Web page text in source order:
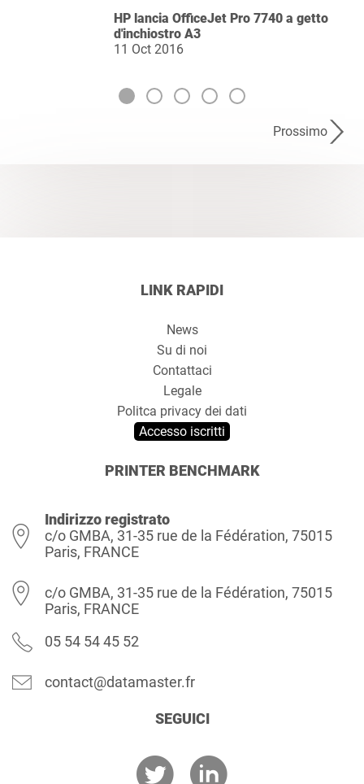
HP lancia OfficeJet Pro 7740 a getto
d'inchiostro A3
11 Oct 2016
Prossimo
LINK RAPIDI
News
Su di noi
Contattaci
Legale
Politca privacy dei dati
Accesso iscritti
PRINTER BENCHMARK
Indirizzo registrato
c/o GMBA, 31-35 rue de la Fédération, 75015
Paris, FRANCE
c/o GMBA, 31-35 rue de la Fédération, 75015
Paris, FRANCE
05 54 54 45 52
contact@datamaster.fr
SEGUICI